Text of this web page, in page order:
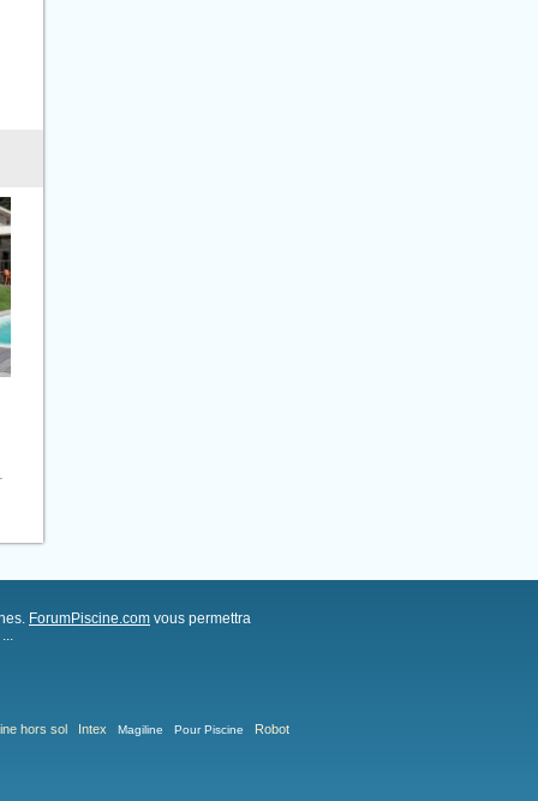
ForumPiscine.com vous permettra
hors sol Intex Magiline Pour Piscine Robot